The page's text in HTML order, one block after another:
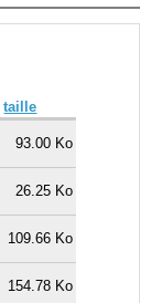
taille
93.00 Ko
26.25 Ko
109.66 Ko
154.78 Ko